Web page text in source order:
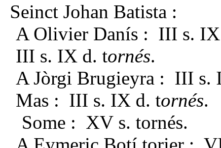
Seinct Johan Batista :
A Olivier Danís : III s.
III s. IX d. tornés.
A Jòrgi Brugieyra : III s.
Mas : III s. IX d. tornés.
Some : XV s. tornés.